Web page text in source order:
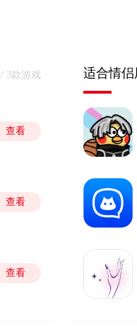
/ 3款游戏
查看
查看
查看